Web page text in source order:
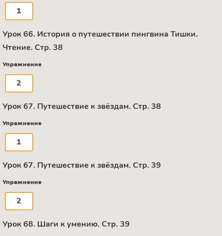
1
Урок 66. История о путешествии пингвина Тишки.
Чтение. Стр. 38
Упражнение
2
Урок 67. Путешествие к звёздам. Стр. 38
Упражнение
1
Урок 67. Путешествие к звёздам. Стр. 39
Упражнение
2
Урок 68. Шаги к умению. Стр. 39